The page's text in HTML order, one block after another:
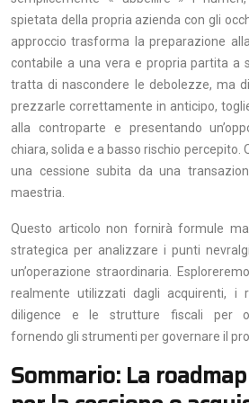
spietata della propria azienda con gli
approccio trasforma la preparazione
contabile a una vera e propria partita a
tratta di nascondere le debolezze, ma
prezzarle correttamente in anticipo,
alla controparte e presentando
chiara, solida e a basso rischio percepito.
una cessione subita da una
maestria.
Questo articolo non fornirà formule
strategica per analizzare i punti
un’operazione straordinaria.
realmente utilizzati dagli acquirenti, i
diligence e le strutture fiscali per
fornendo gli strumenti per governare il
Sommario: La